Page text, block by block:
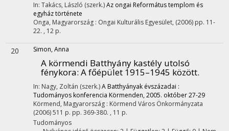
In: Takács, László (szerk.)Az ongai Református templom és
egyház története
Onga, Magyarország : Ongai Kulturális Egyesület, (2006) pp. 11-
22. , 12 p.
20 Simon, Anna
A körmendi Batthyány kastély utolsó
fénykora: A főépület 1915–1945 között.
In: Nagy, Zoltán (szerk.)A Batthyányak évszázadai :
Tudományos konferencia Körmenden, 2005. október 27-29
Körmend, Magyarország : Körmend Város Önkormányzata
(2006)511 p. pp. 369-380. , 11 p.
Tudományos